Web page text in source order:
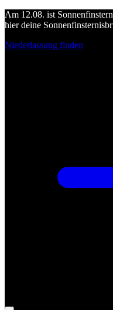
Am 12.08. ist
hier deine
Niederlassung finden